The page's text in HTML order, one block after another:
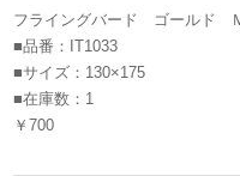
フライングバード ゴールド
■品番：IT1033
■サイズ：130×175
■在庫数：1
￥700